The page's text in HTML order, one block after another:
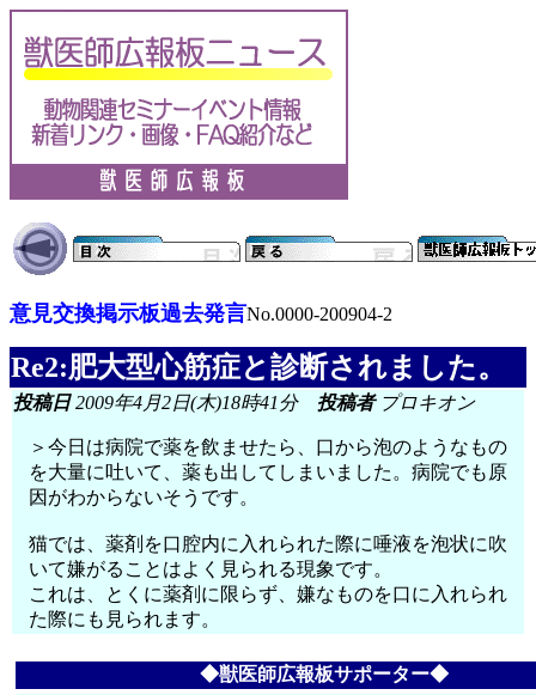
意見交換掲示板過去発言No.0000-200904-2
Re2:肥大型心筋症と診断されました。
投稿日2009年4月2日(木)18時41分 投稿者プロキオン
＞今日は病院で薬を飲ませたら、口から泡のようなもの
を大量に吐いて、薬も出してしまいました。病院でも原
因がわからないそうです。
猫では、薬剤を口腔内に入れられた際に唾液を泡状に吹
いて嫌がることはよく見られる現象です。
これは、とくに薬剤に限らず、嫌なものを口に入れられ
た際にも見られます。
◆獣医師広報板サポーター◆